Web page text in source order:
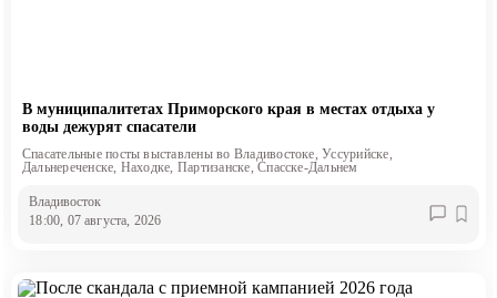
В муниципалитетах Приморского края в местах отдыха у
воды дежурят спасатели
Спасательные посты выставлены во Владивостоке, Уссурийске,
Дальнереченске, Находке, Партизанске, Спасске-Дальнем
Владивосток
18:00, 07 августа, 2026